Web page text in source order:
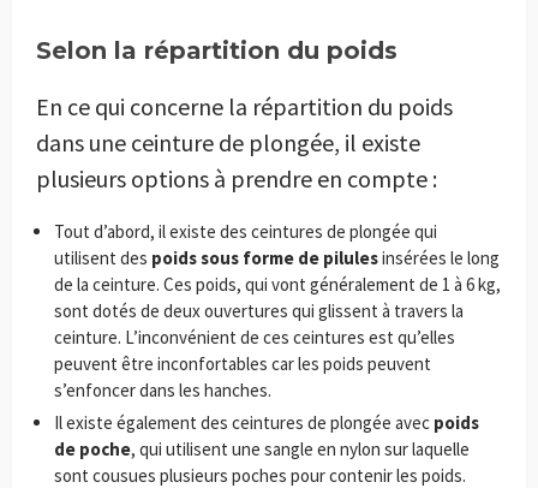
Selon la répartition du poids
En ce qui concerne la répartition du poids
dans une ceinture de plongée, il existe
plusieurs options à prendre en compte :
Tout d’abord, il existe des ceintures de plongée qui
utilisent des poids sous forme de pilulesinsérées le long
de la ceinture. Ces poids, qui vont généralement de 1 à 6 kg,
sont dotés de deux ouvertures qui glissent à travers la
ceinture. L’inconvénient de ces ceintures est qu’elles
peuvent être inconfortables car les poids peuvent
s’enfoncer dans les hanches.
Il existe également des ceintures de plongée avec poids
de poche, qui utilisent une sangle en nylon sur laquelle
sont cousues plusieurs poches pour contenir les poids.